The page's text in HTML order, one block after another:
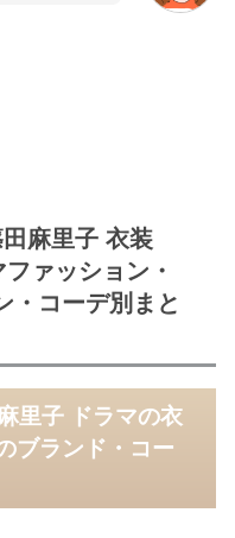
田麻里子 衣装
ァッション・
・コーデ別まと
里子 ドラマの衣
ブランド・コー